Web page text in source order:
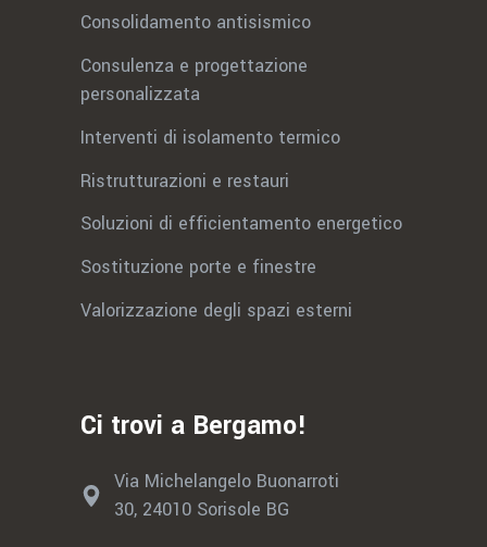
Consolidamento antisismico
Consulenza e progettazione
personalizzata
Interventi di isolamento termico
Ristrutturazioni e restauri
Soluzioni di efficientamento energetico
Sostituzione porte e finestre
Valorizzazione degli spazi esterni
Ci trovi a Bergamo!
Via Michelangelo Buonarroti
30, 24010 Sorisole BG